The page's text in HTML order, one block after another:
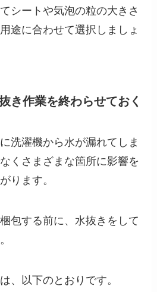
シートや気泡の粒の大きさ
途に合わせて選択しましょ
き作業を終わらせておく
洗濯機から水が漏れてしま
くさまざまな箇所に影響を
ります。
包する前に、水抜きをして
、以下のとおりです。